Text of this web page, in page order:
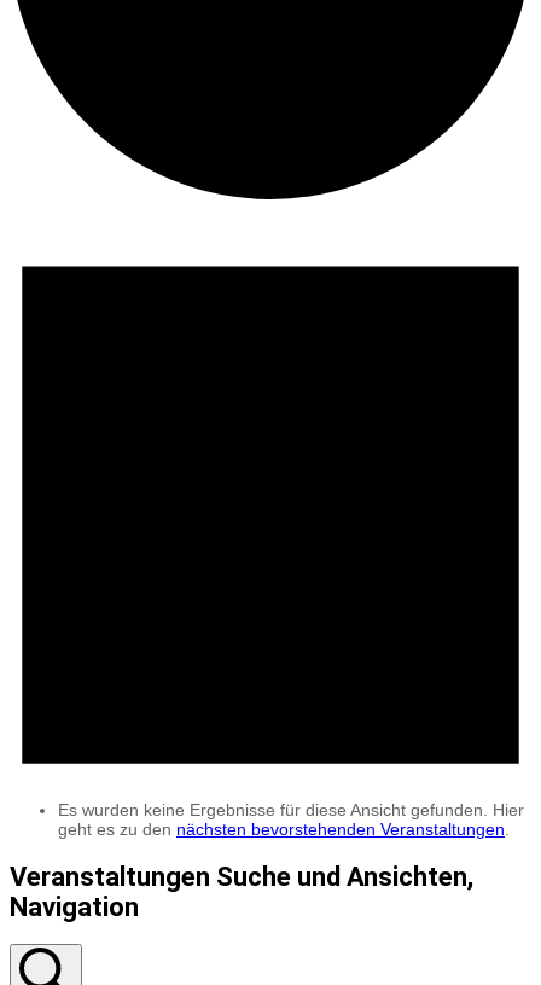
Es wurden keine Ergebnisse für diese Ansicht gefunden. Hier
geht es zu den nächsten bevorstehenden Veranstaltungen.
Veranstaltungen Suche und Ansichten,
Navigation